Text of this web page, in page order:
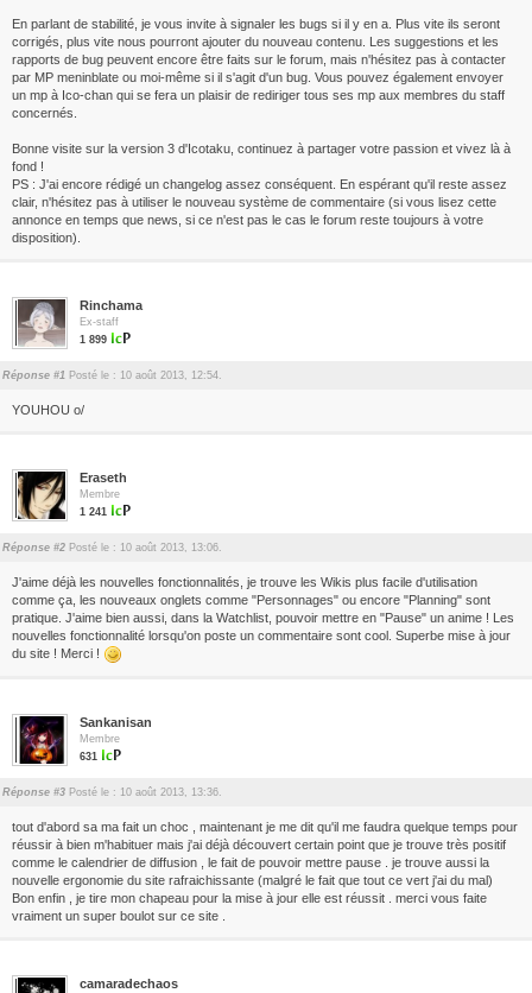
En parlant de stabilité, je vous invite à signaler les bugs si il y en a. Plus vite ils seront
corrigés, plus vite nous pourront ajouter du nouveau contenu. Les suggestions et les
rapports de bug peuvent encore être faits sur le forum, mais n'hésitez pas à contacter
par MP meninblate ou moi-même si il s'agit d'un bug. Vous pouvez également envoyer
un mp à Ico-chan qui se fera un plaisir de rediriger tous ses mp aux membres du staff
concernés.
Bonne visite sur la version 3 d'Icotaku, continuez à partager votre passion et vivez là à
fond !
PS : J'ai encore rédigé un changelog assez conséquent. En espérant qu'il reste assez
clair, n'hésitez pas à utiliser le nouveau système de commentaire (si vous lisez cette
annonce en temps que news, si ce n'est pas le cas le forum reste toujours à votre
disposition).
Rinchama
Ex-staff
1 899
Réponse #1 Posté le : 10 août 2013, 12:54.
YOUHOU o/
Eraseth
Membre
1 241
Réponse #2 Posté le : 10 août 2013, 13:06.
J'aime déjà les nouvelles fonctionnalités, je trouve les Wikis plus facile d'utilisation
comme ça, les nouveaux onglets comme "Personnages" ou encore "Planning" sont
pratique. J'aime bien aussi, dans la Watchlist, pouvoir mettre en "Pause" un anime ! Les
nouvelles fonctionnalité lorsqu'on poste un commentaire sont cool. Superbe mise à jour
du site ! Merci !
Sankanisan
Membre
631
Réponse #3 Posté le : 10 août 2013, 13:36.
tout d'abord sa ma fait un choc , maintenant je me dit qu'il me faudra quelque temps pour
réussir à bien m'habituer mais j'ai déjà découvert certain point que je trouve très positif
comme le calendrier de diffusion , le fait de pouvoir mettre pause . je trouve aussi la
nouvelle ergonomie du site rafraichissante (malgré le fait que tout ce vert j'ai du mal)
Bon enfin , je tire mon chapeau pour la mise à jour elle est réussit . merci vous faite
vraiment un super boulot sur ce site .
camaradechaos